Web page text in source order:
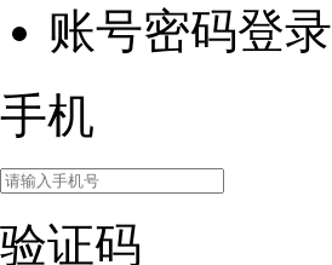
账号密码登录
手机
验证码